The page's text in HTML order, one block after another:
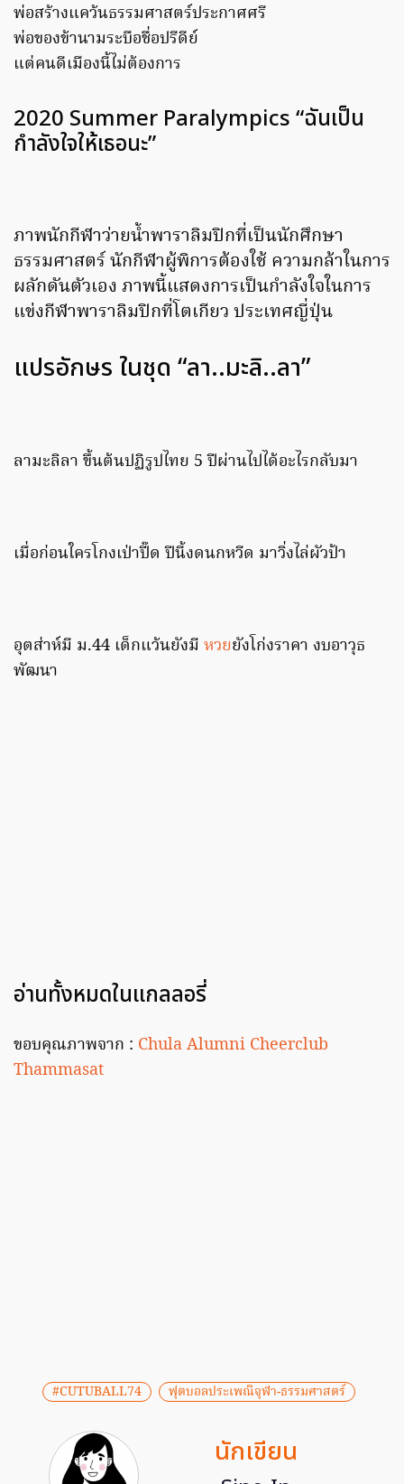
พ่อสร้างแคว้นธรรมศาสตร์ประกาศศรี
พ่อของข้านามระบือชื่อปรีดีย์
แต่คนดีเมืองนี้ไม่ต้องการ
2020 Summer Paralympics “ฉันเป็น
กำลังใจให้เธอนะ”
ภาพนักกีฬาว่ายน้ำพาราลิมปิกที่เป็นนักศึกษา
ธรรมศาสตร์ นักกีฬาผู้พิการต้องใช้ ความกล้าในการ
ผลักดันตัวเอง ภาพนี้แสดงการเป็นกําลังใจในการ
แข่งกีฬาพาราลิมปิกที่โตเกียว ประเทศญี่ปุ่น
แปรอักษร ในชุด “ลา..มะลิ..ลา”
ลามะลิลา ขึ้นต้นปฏิรูปไทย 5 ปีผ่านไปได้อะไรกลับมา
เมื่อก่อนใครโกงเป่าปี๊ด ปีนี้งดนกหวีด มาวิ่งไล่ผัวป้า
อุตส่าห์มี ม.44 เด็กแว้นยังมี หวยยังโก่งราคา งบอาวุธ
พัฒนา
อ่านทั้งหมดในแกลลอรี่
ขอบคุณภาพจาก : Chula Alumni Cheerclub
Thammasat
#CUTUBALL74 ฟุตบอลประเพณีจุฬา-ธรรมศาสตร์
นักเขียน